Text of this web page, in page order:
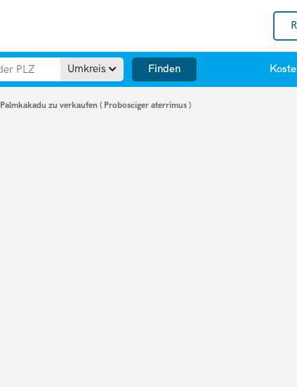
Umkreis Finden
Palmkakadu zu verkaufen ( Probosciger aterrimus )